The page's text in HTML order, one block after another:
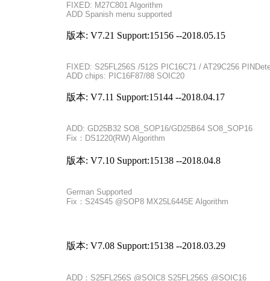
FIXED: M27C801 Algorithm
ADD Spanish menu supported
版本: V7.21 Support:15156 --2018.05.15
FIXED: S25FL256S /512S PIC16C71 / AT29C256
ADD chips: PIC16F87/88 SOIC20
版本: V7.11 Support:15144 --2018.04.17
ADD: GD25B32 SO8_SOP16/GD25B64 SO8_SOP16
Fix：DS1220(RW) Algorithm
版本: V7.10 Support:15138 --2018.04.8
German Supported
Fix：S24S45 @SOP8 MX25L6445E Algorithm
版本: V7.08 Support:15138 --2018.03.29
ADD：S25FL256S @SOIC8 S25FL256S @SOIC16